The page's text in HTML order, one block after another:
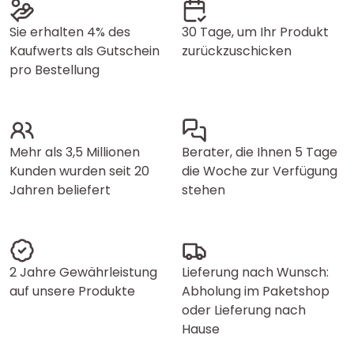
Sie erhalten 4% des
Kaufwerts als Gutschein
pro Bestellung
30 Tage, um Ihr Produkt
zurückzuschicken
Mehr als 3,5 Millionen
Kunden wurden seit 20
Jahren beliefert
Berater, die Ihnen 5 Tage
die Woche zur Verfügung
stehen
2 Jahre Gewährleistung
auf unsere Produkte
Lieferung nach Wunsch:
Abholung im Paketshop
oder Lieferung nach
Hause